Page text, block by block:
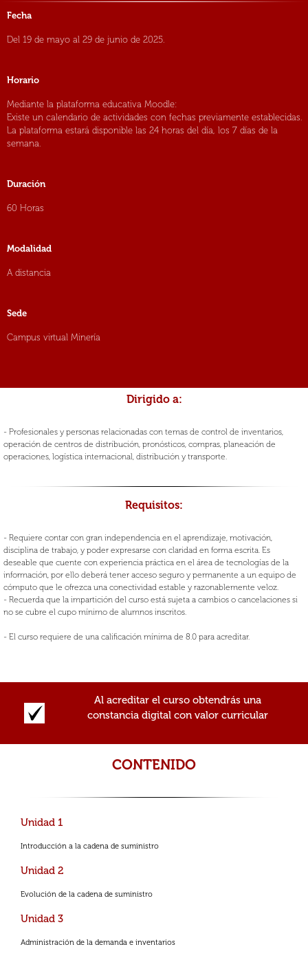
Fecha
Del 19 de mayo al 29 de junio de 2025.
Horario
Mediante la plataforma educativa Moodle:
Existe un calendario de actividades con fechas previamente establecidas.
La plataforma estará disponible las 24 horas del día, los 7 días de la
semana.
Duración
60 Horas
Modalidad
A distancia
Sede
Campus virtual Minería
Dirigido a:
- Profesionales y personas relacionadas con temas de control de inventarios,
operación de centros de distribución, pronósticos, compras, planeación de
operaciones, logística internacional, distribución y transporte.
Requisitos:
- Requiere contar con gran independencia en el aprendizaje, motivación,
disciplina de trabajo, y poder expresarse con claridad en forma escrita. Es
deseable que cuente con experiencia práctica en el área de tecnologías de la
información, por ello deberá tener acceso seguro y permanente a un equipo de
cómputo que le ofrezca una conectividad estable y razonablemente veloz.
- Recuerda que la impartición del curso está sujeta a cambios o cancelaciones si
no se cubre el cupo mínimo de alumnos inscritos.
- El curso requiere de una calificación mínima de 8.0 para acreditar.
Al acreditar el curso obtendrás una
constancia digital con valor curricular
CONTENIDO
Unidad 1
Introducción a la cadena de suministro
Unidad 2
Evolución de la cadena de suministro
Unidad 3
Administración de la demanda e inventarios